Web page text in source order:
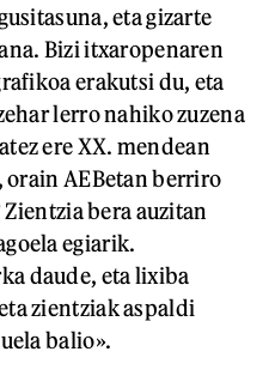
eta gizarte
Bizi itxaropenaren
erakutsi du, eta
lerro nahiko zuzena
ere XX. mendean
orain AEBetan berriro
bera auzitan
egiarik.
daude, eta lixiba
zientziak aspaldi
balio».